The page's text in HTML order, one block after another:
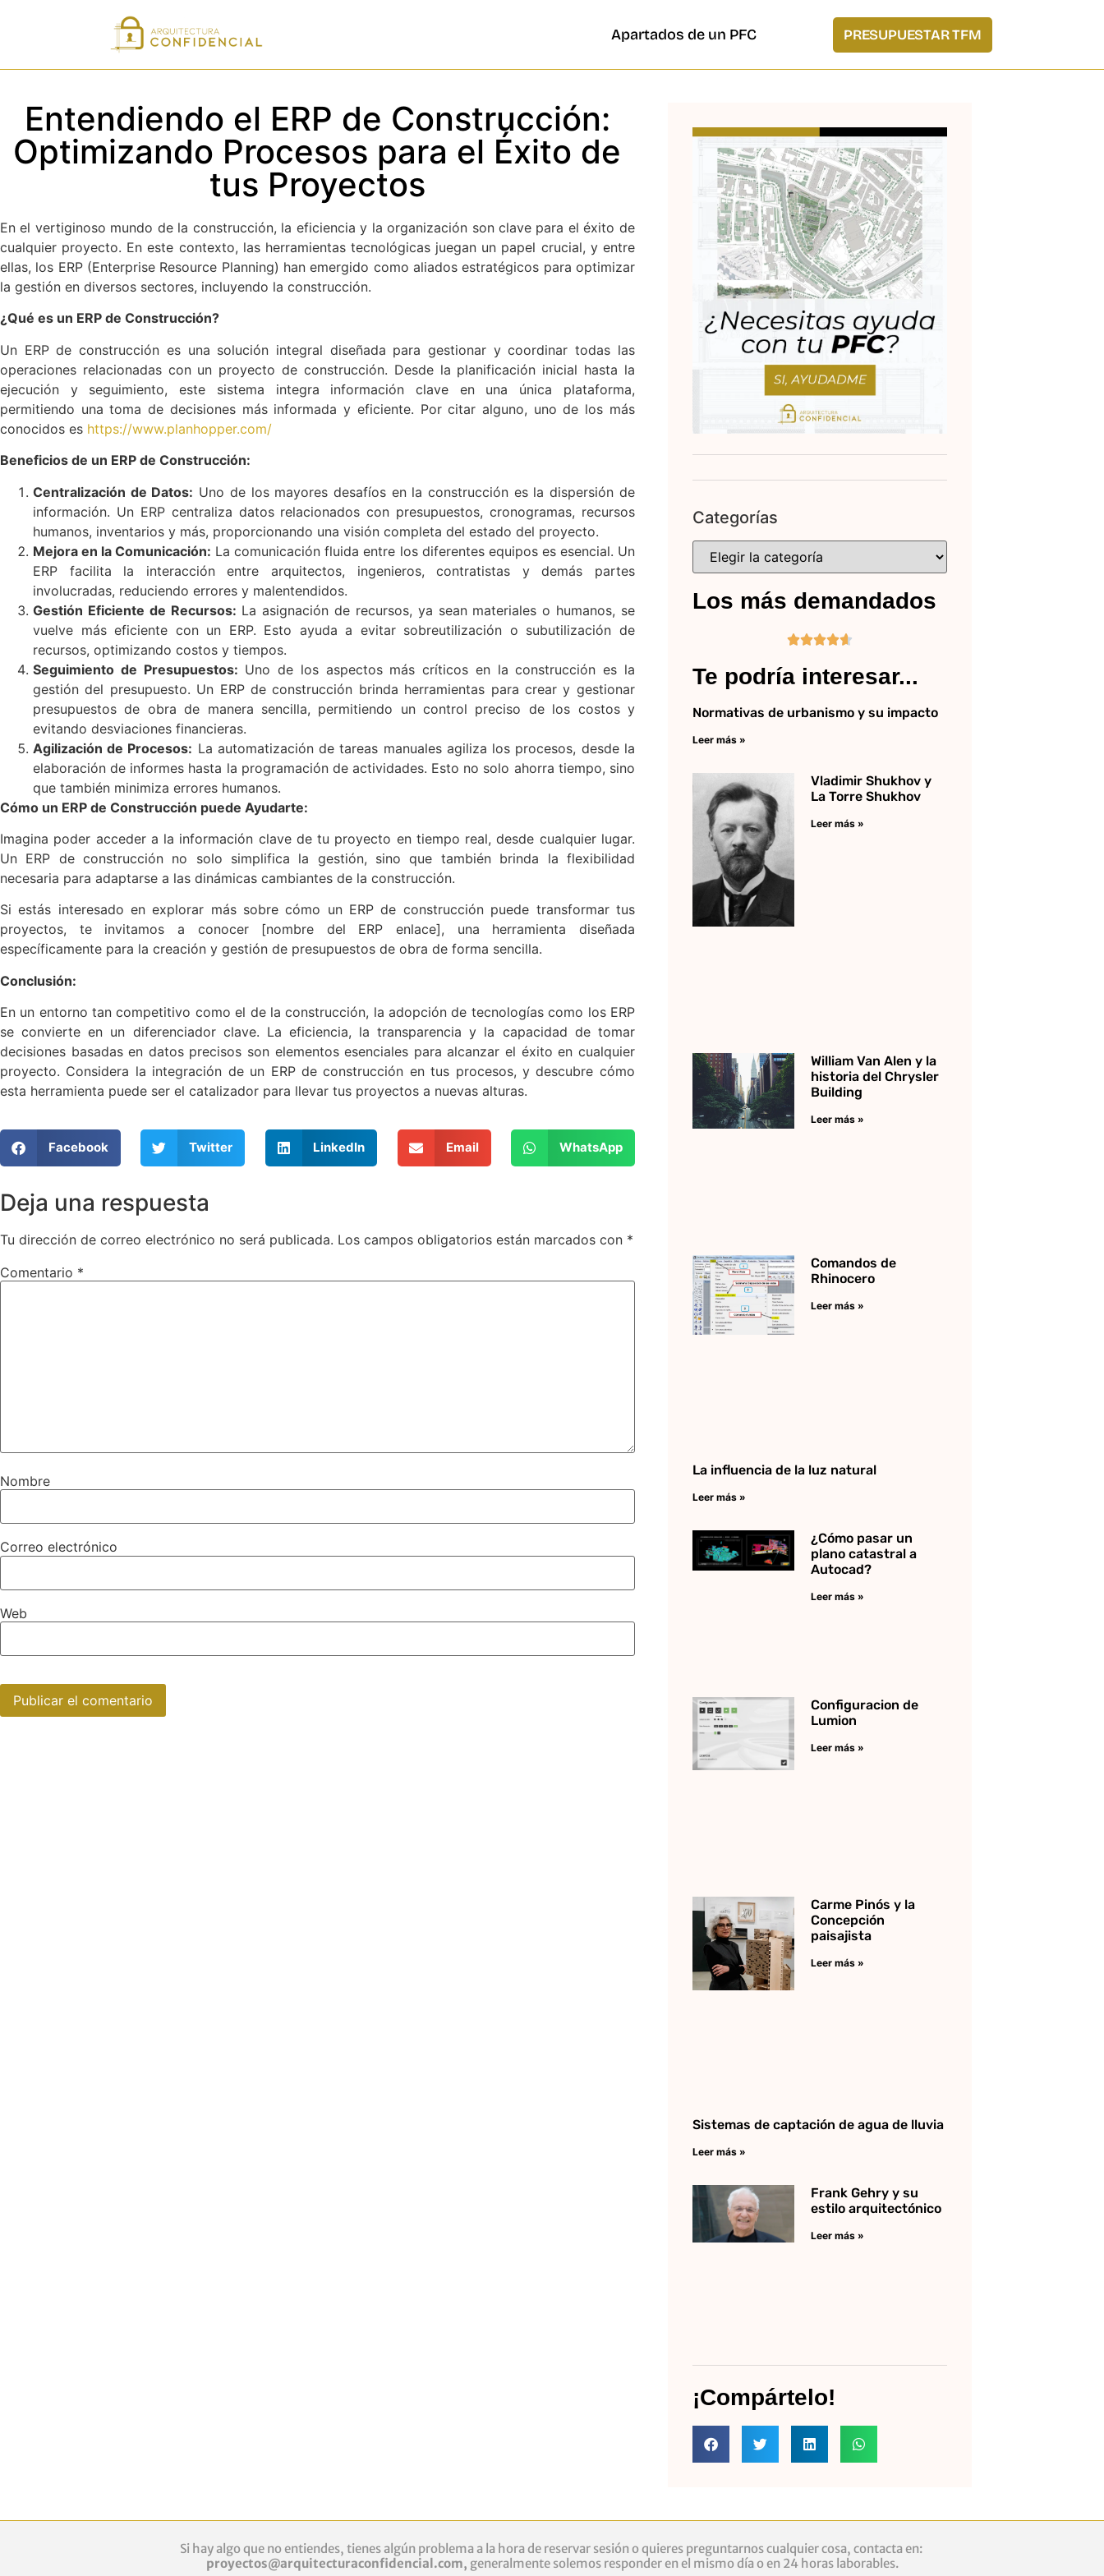
Apartados de un PFC PRESUPUESTAR TFM
Entendiendo el ERP de Construcción:
Optimizando Procesos para el Éxito de
tus Proyectos
En el vertiginoso mundo de la construcción, la eficiencia y la organización son clave para el éxito de
cualquier proyecto. En este contexto, las herramientas tecnológicas juegan un papel crucial, y entre
ellas, los ERP (Enterprise Resource Planning) han emergido como aliados estratégicos para optimizar
la gestión en diversos sectores, incluyendo la construcción.
¿Qué es un ERP de Construcción?
Un ERP de construcción es una solución integral diseñada para gestionar y coordinar todas las
operaciones relacionadas con un proyecto de construcción. Desde la planificación inicial hasta la
ejecución y seguimiento, este sistema integra información clave en una única plataforma,
permitiendo una toma de decisiones más informada y eficiente. Por citar alguno, uno de los más
conocidos es https://www.planhopper.com/
Beneficios de un ERP de Construcción:
Centralización de Datos: Uno de los mayores desafíos en la construcción es la dispersión de
información. Un ERP centraliza datos relacionados con presupuestos, cronogramas, recursos
humanos, inventarios y más, proporcionando una visión completa del estado del proyecto.
Mejora en la Comunicación: La comunicación fluida entre los diferentes equipos es esencial. Un
ERP facilita la interacción entre arquitectos, ingenieros, contratistas y demás partes
involucradas, reduciendo errores y malentendidos.
Gestión Eficiente de Recursos: La asignación de recursos, ya sean materiales o humanos, se
vuelve más eficiente con un ERP. Esto ayuda a evitar sobreutilización o subutilización de
recursos, optimizando costos y tiempos.
Seguimiento de Presupuestos: Uno de los aspectos más críticos en la construcción es la
gestión del presupuesto. Un ERP de construcción brinda herramientas para crear y gestionar
presupuestos de obra de manera sencilla, permitiendo un control preciso de los costos y
evitando desviaciones financieras.
Agilización de Procesos: La automatización de tareas manuales agiliza los procesos, desde la
elaboración de informes hasta la programación de actividades. Esto no solo ahorra tiempo, sino
que también minimiza errores humanos.
Cómo un ERP de Construcción puede Ayudarte:
Imagina poder acceder a la información clave de tu proyecto en tiempo real, desde cualquier lugar.
Un ERP de construcción no solo simplifica la gestión, sino que también brinda la flexibilidad
necesaria para adaptarse a las dinámicas cambiantes de la construcción.
Si estás interesado en explorar más sobre cómo un ERP de construcción puede transformar tus
proyectos, te invitamos a conocer [nombre del ERP enlace], una herramienta diseñada
específicamente para la creación y gestión de presupuestos de obra de forma sencilla.
Conclusión:
En un entorno tan competitivo como el de la construcción, la adopción de tecnologías como los ERP
se convierte en un diferenciador clave. La eficiencia, la transparencia y la capacidad de tomar
decisiones basadas en datos precisos son elementos esenciales para alcanzar el éxito en cualquier
proyecto. Considera la integración de un ERP de construcción en tus procesos, y descubre cómo
esta herramienta puede ser el catalizador para llevar tus proyectos a nuevas alturas.
Facebook Twitter LinkedIn Email WhatsApp
Deja una respuesta
Tu dirección de correo electrónico no será publicada. Los campos obligatorios están marcados con *
Comentario *
Nombre
Correo electrónico
Web
Categorías
Los más demandados

Te podría interesar...
Normativas de urbanismo y su impacto
Leer más »
Vladimir Shukhov y
La Torre Shukhov
Leer más »
William Van Alen y la
historia del Chrysler
Building
Leer más »
Comandos de
Rhinocero
Leer más »
La influencia de la luz natural
Leer más »
¿Cómo pasar un
plano catastral a
Autocad?
Leer más »
Configuracion de
Lumion
Leer más »
Carme Pinós y la
Concepción
paisajista
Leer más »
Sistemas de captación de agua de lluvia
Leer más »
Frank Gehry y su
estilo arquitectónico
Leer más »
¡Compártelo!
Si hay algo que no entiendes, tienes algún problema a la hora de reservar sesión o quieres preguntarnos cualquier cosa, contacta en:
proyectos@arquitecturaconfidencial.com, generalmente solemos responder en el mismo día o en 24 horas laborables.